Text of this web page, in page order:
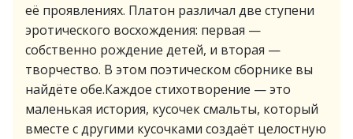
её проявлениях. Платон различал две ступени
эротического восхождения: первая —
собственно рождение детей, и вторая —
творчество. В этом поэтическом сборнике вы
найдёте обе.Каждое стихотворение — это
маленькая история, кусочек смальты, который
вместе с другими кусочками создаёт целостную